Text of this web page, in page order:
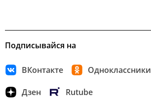
Подписывайся на
ВКонтакте Одноклассники
Дзен Rutube